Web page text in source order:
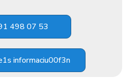
498 07 53
informaciu00f3n